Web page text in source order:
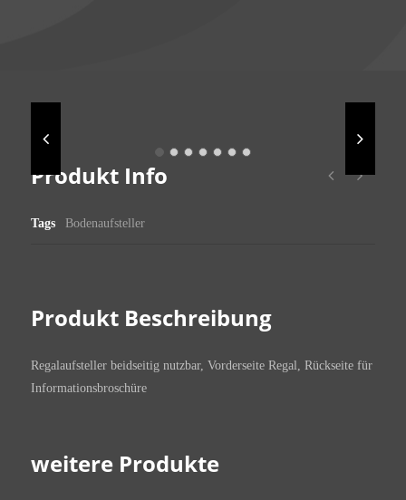
Produkt Info
Tags Bodenaufsteller
Produkt Beschreibung
Regalaufsteller beidseitig nutzbar, Vorderseite Regal, Rückseite für
Informationsbroschüre
weitere Produkte